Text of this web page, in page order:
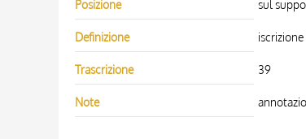
Posizione sul
Definizione iscrizione
Trascrizione 39
Note